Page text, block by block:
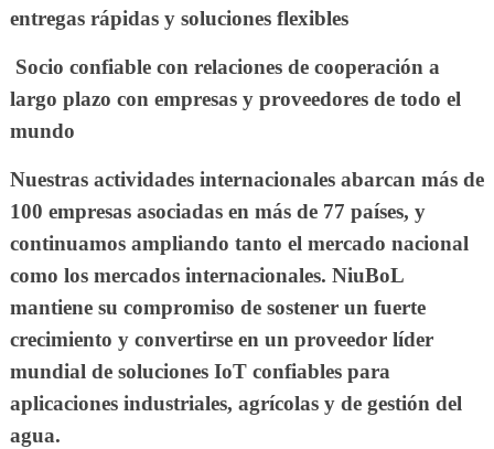
entregas rápidas y soluciones flexibles
Socio confiable con relaciones de cooperación a
largo plazo con empresas y proveedores de todo el
mundo
Nuestras actividades internacionales abarcan más de
100 empresas asociadas en más de 77 países, y
continuamos ampliando tanto el mercado nacional
como los mercados internacionales. NiuBoL
mantiene su compromiso de sostener un fuerte
crecimiento y convertirse en un proveedor líder
mundial de soluciones IoT confiables para
aplicaciones industriales, agrícolas y de gestión del
agua.